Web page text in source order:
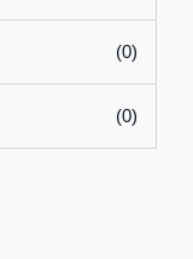
(0)
(0)